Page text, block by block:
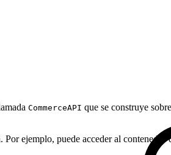
CommerceAPI que se construye
Por ejemplo, puede acceder al